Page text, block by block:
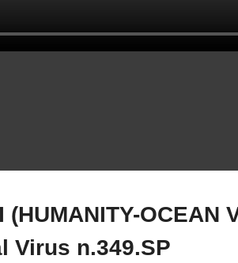
RSA: RIAPRIAMO LE
(HUMANITY-OCEAN
Virus n.349.SP